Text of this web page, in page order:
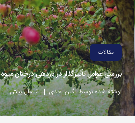
مقالات
بررسی عوامل تأثیرگذار در باردهی درختان میوه
نوشته شده توسط نگین احدی 2 سال پیش